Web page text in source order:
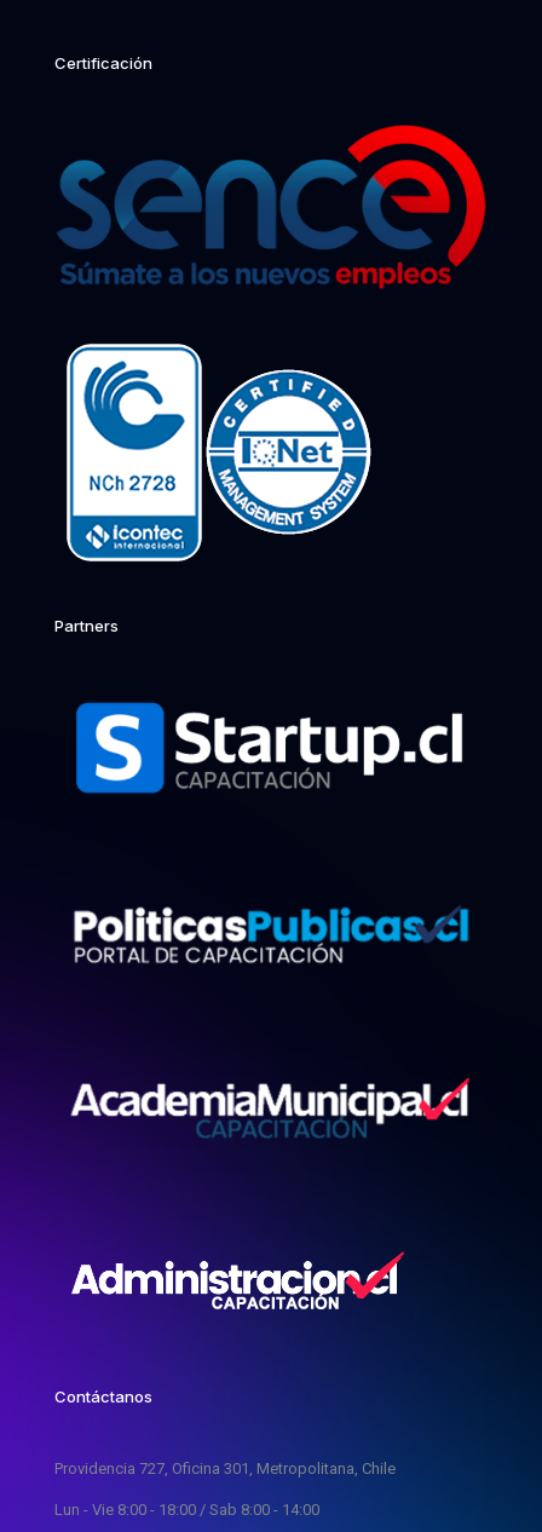
Certificación
Partners
Contáctanos
Providencia 727, Oficina 301, Metropolitana, Chile
Lun - Vie 8:00 - 18:00 / Sab 8:00 - 14:00